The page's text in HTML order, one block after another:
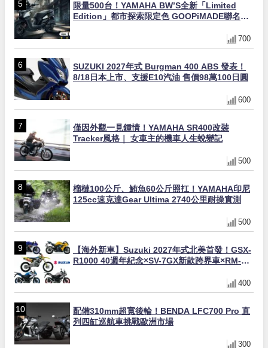
限量500台！YAMAHA BW’S全新「Limited
Edition」都市探索限定色 GOOPiMADE聯名包
700
SUZUKI 2027年式 Burgman 400 ABS 發表！
8/18日本上市、支援E10汽油 售價98萬100日圓
600
僅因外觀一見鍾情！YAMAHA SR400改裝
Tracker風格｜ 女車主的機車人生蛻變記
500
榴槤100公斤、鮪魚60公斤照扛！YAMAHA印尼
125cc速克達Gear Ultima 2740公里耐操實測
500
【海外新車】Suzuki 2027年式北美首發！GSX-
R1000 40週年紀念×SV-7GX新款跨界車×RM-
400
配備310mm超寬後輪！BENDA LFC700 Pro 直
列四缸巡航車挑戰歐洲市場
300